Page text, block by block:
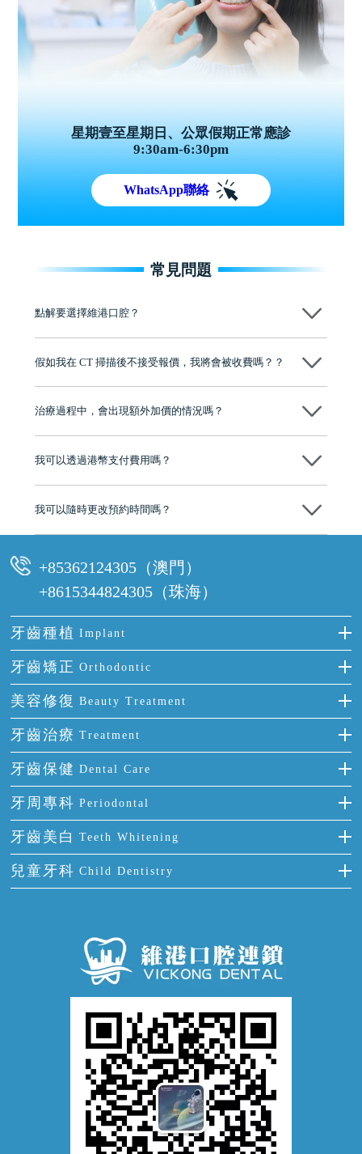
星期壹至星期日、公眾假期正常應診
9:30am-6:30pm
WhatsApp聯絡
常見問題
點解要選擇維港口腔？
牌」、「2025香港企業領袖品牌」，是諾貝爾種植系統全球放心植牙中
至今已服務超過三十個國家和地區的顧客，受到粵港澳大灣區及周邊城
市市民極高的口碑評價及信任推薦 珠海、深圳設有八大分院，香港亦設
有咨詢及服務保障中心，有任何問題都可以隨時預約免費咨詢，讓人十
假如我在 CT 掃描後不接受報價，我將會被收費嗎？？
不會！只要未開始實際服務之前，你不會被收取任何費用。
治療過程中，會出現額外加價的情況嗎？
我可以透過港幣支付費用嗎？
我可以隨時更改預約時間嗎？
+85362124305（澳門）
+8615344824305（珠海）
牙齒種植 Implant
種牙
單顆牙缺失
門牙缺失
多顆牙缺失
半口缺失
全口缺失
牙齒矯正 Orthodontic
隱形箍牙
前牙反頜
牙齒擁擠
牙齒前突
牙齒稀疏
美容修復 Beauty Treatment
全瓷牙
烤瓷牙
氟斑牙
四環素牙
活動假牙
牙貼面
牙齒治療 Treatment
補牙
智齒
根管治療
拔牙
牙痛
牙齒保健 Dental Care
正確刷牙
全國愛牙日
預防牙病
牙科通識
牙周專科 Periodontal
牙周炎
牙齦出血
牙齦炎
牙齦萎縮
牙齒美白 Teeth Whitening
冷光美白
兒童牙科 Child Dentistry